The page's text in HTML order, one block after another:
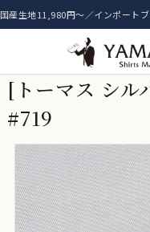
国産生地11,980円〜／インポート
HOME
新着生地
おすすめ生地
[トーマス シル
#719